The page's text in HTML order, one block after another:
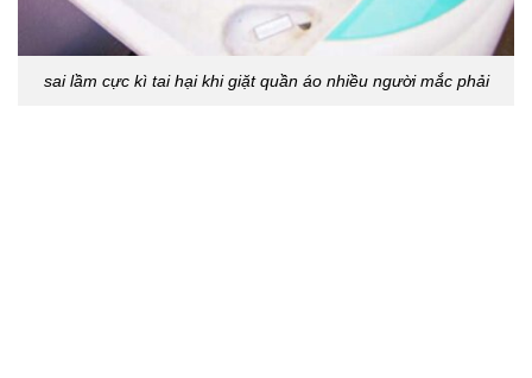
sai lầm cực kì tai hại khi giặt quần áo nhiều người mắc phải